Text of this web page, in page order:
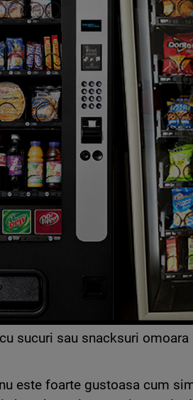
sucuri sau snacksuri
este foarte gustoasa cum